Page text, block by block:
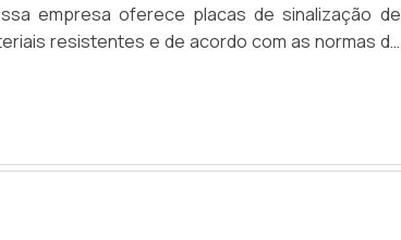
empresa oferece placas de sinalização de
resistentes e de acordo com as normas de
contamos com profissionais qualificados para
para cada necessidade. Entre em contato